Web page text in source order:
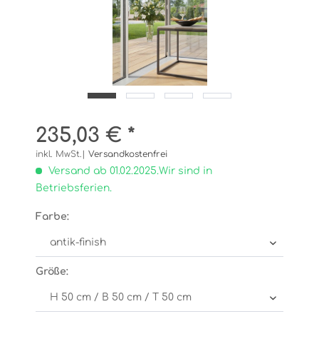
235,03 € *
inkl. MwSt.| Versandkostenfrei
Versand ab 01.02.2025.Wir sind in
Betriebsferien.
Farbe:
Größe: